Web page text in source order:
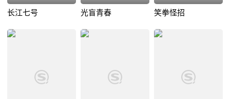
长江七号 光盲青春 笑拳怪招